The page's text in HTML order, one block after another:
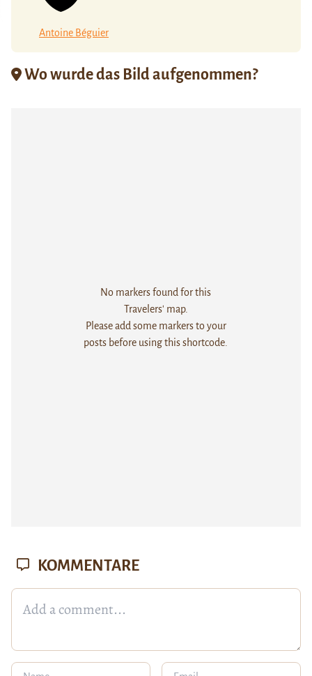
Antoine Béguier
Wo wurde das Bild aufgenommen?
No markers found for this
Travelers' map.
Please add some markers to your
posts before using this shortcode.
KOMMENTARE